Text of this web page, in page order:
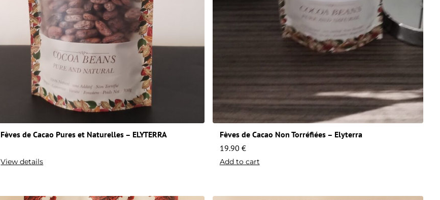
Fèves de Cacao Pures et Naturelles – ELYTERRA
View details
Fèves de Cacao Non Torréfiées – Elyterra
19.90 €
Add to cart